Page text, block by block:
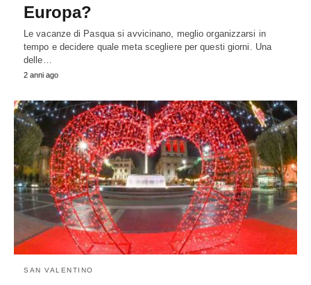
Europa?
Le vacanze di Pasqua si avvicinano, meglio organizzarsi in
tempo e decidere quale meta scegliere per questi giorni. Una
delle…
2 anni ago
SAN VALENTINO